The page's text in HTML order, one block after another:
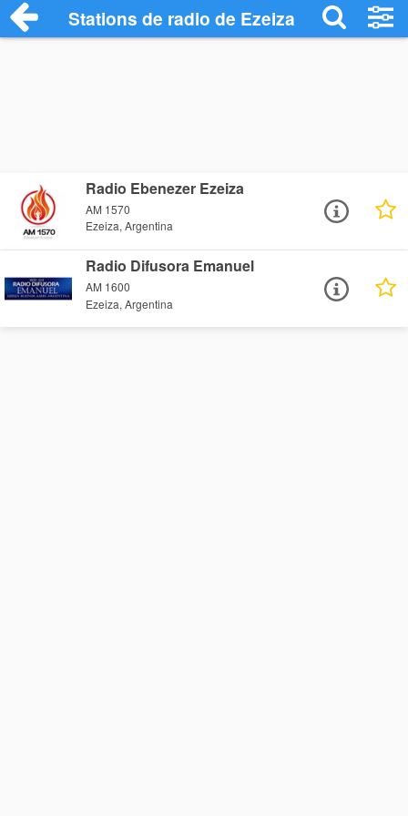
Stations de radio de Ezeiza
Radio Ebenezer Ezeiza
AM 1570
Ezeiza, Argentina
Radio Difusora Emanuel
AM 1600
Ezeiza, Argentina